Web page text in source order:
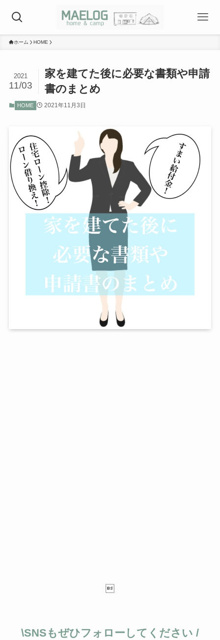
ホーム HOME
家を建てた後に必要な書類や申請
書のまとめ
2021
11/03
HOME 2021年11月3日

\SNSもぜひフォローしてください /